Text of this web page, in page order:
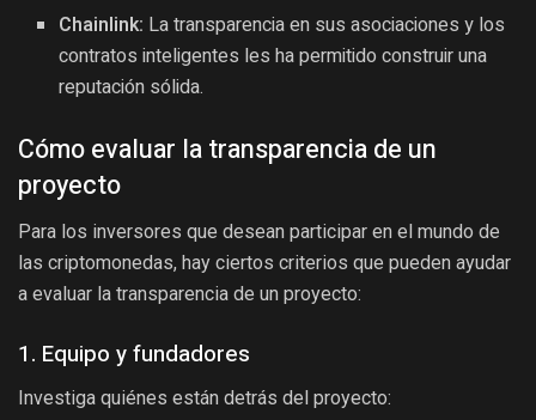
Chainlink: La transparencia en sus asociaciones y los
contratos inteligentes les ha permitido construir una
reputación sólida.
Cómo evaluar la transparencia de un
proyecto
Para los inversores que desean participar en el mundo de
las criptomonedas, hay ciertos criterios que pueden ayudar
a evaluar la transparencia de un proyecto:
1. Equipo y fundadores
Investiga quiénes están detrás del proyecto: